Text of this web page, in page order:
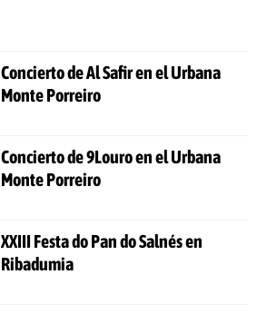
Concierto de Al Safir en el Urbana
Monte Porreiro
Concierto de 9Louro en el Urbana
Monte Porreiro
XXIII Festa do Pan do Salnés en
Ribadumia